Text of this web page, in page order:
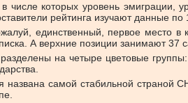
которых уровень эмиграции,
рейтинга изучают данные по
единственный, первое
А верхние позиции занимают 37
на четыре цветовые
самой стабильной страной